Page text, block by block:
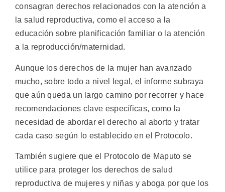
consagran derechos relacionados con la atención a
la salud reproductiva, como el acceso a la
educación sobre planificación familiar o la atención
a la reproducción/maternidad.
Aunque los derechos de la mujer han avanzado
mucho, sobre todo a nivel legal, el informe subraya
que aún queda un largo camino por recorrer y hace
recomendaciones clave específicas, como la
necesidad de abordar el derecho al aborto y tratar
cada caso según lo establecido en el Protocolo.
También sugiere que el Protocolo de Maputo se
utilice para proteger los derechos de salud
reproductiva de mujeres y niñas y aboga por que los